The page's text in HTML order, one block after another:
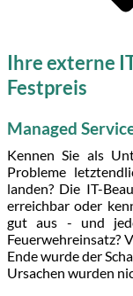
Ihre externe
Festpreis
Managed
Kennen Sie als
Probleme
landen? Die IT-
erreichbar oder
gut aus - und
Feuerwehreinsatz?
Ende wurde der
Ursachen wurden